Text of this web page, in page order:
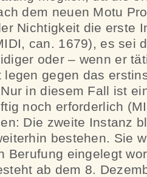
dem neuen Motu
Nichtigkeit die erste
can. 1679), es sei
oder – wenn er
legen gegen das
in diesem Fall ist
noch erforderlich
Die zweite Instanz
bestehen. Sie
Berufung eingelegt
ab dem 8.